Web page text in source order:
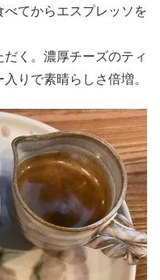
てからエスプレッソを
く。濃厚チーズのティ
りで素晴らしさ倍増。